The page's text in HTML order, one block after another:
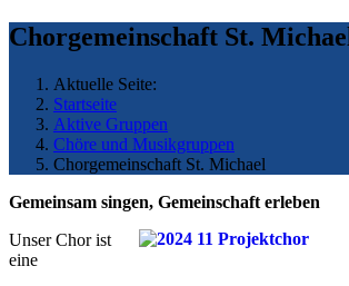
Chorgemeinschaft St.
Aktuelle Seite:
Startseite
Aktive Gruppen
Chöre und Musikgruppen
Chorgemeinschaft St. Michael
Gemeinsam singen, Gemeinschaft erleben
Unser Chor ist
eine